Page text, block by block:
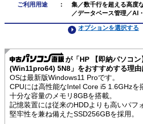
ご利用用途 ：
集／数千行を超える高度
／データベース管理／
オプションを選択する
が「HP 【即納パソコ
(Win11pro64) 5N8」をおすすめする理由
OSは最新版Windows11 Proです。
CPUには高性能なIntel Core i5 1.6GHzを
十分な容量のメモリ8GBを搭載。
記憶装置には従来のHDDよりも高いパフ
堅牢性を兼ね備えたSSD256GBを採用。